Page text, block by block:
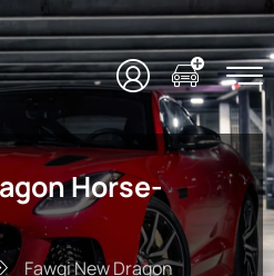
Horse-
Fawqi New Dragon